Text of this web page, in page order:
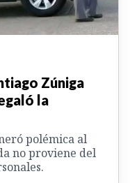
Zúniga
la
polémica al
no proviene del